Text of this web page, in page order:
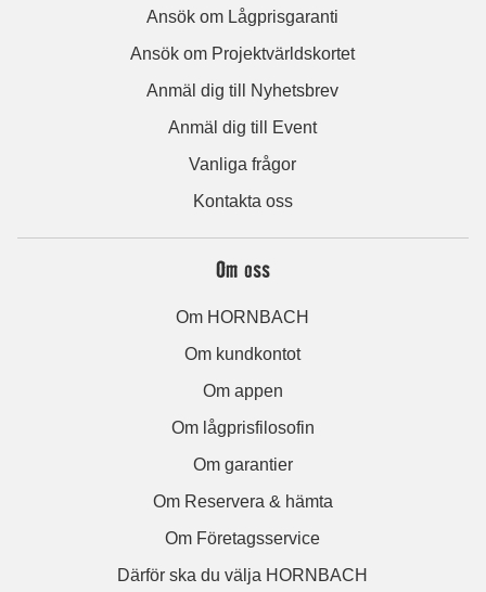
Ansök om Lågprisgaranti
Ansök om Projektvärldskortet
Anmäl dig till Nyhetsbrev
Anmäl dig till Event
Vanliga frågor
Kontakta oss
Om oss
Om HORNBACH
Om kundkontot
Om appen
Om lågprisfilosofin
Om garantier
Om Reservera & hämta
Om Företagsservice
Därför ska du välja HORNBACH